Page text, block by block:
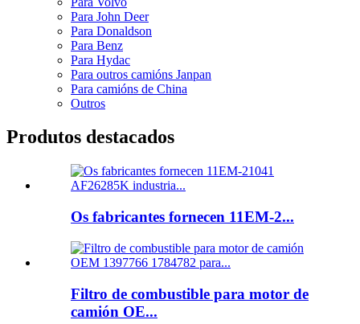
Para John Deer
Para Donaldson
Para Benz
Para Hydac
Para outros camións Janpan
Para camións de China
Outros
Produtos destacados
Os fabricantes fornecen 11EM-2...
Filtro de combustible para motor de
camión OE...